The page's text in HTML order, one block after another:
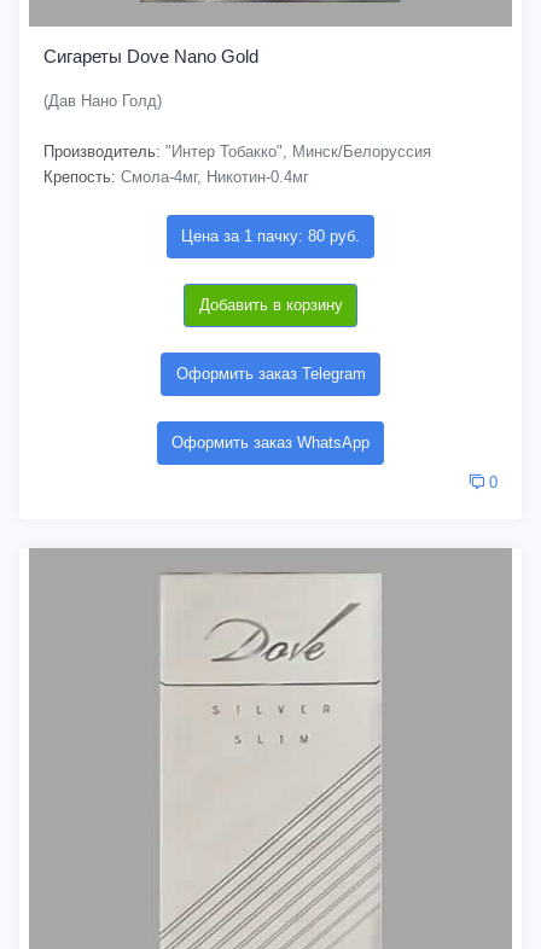
Сигареты Dove Nano Gold
(Дав Нано Голд)
Производитель: "Интер Тобакко", Минск/Белоруссия
Крепость: Смола-4мг, Никотин-0.4мг
Цена за 1 пачку: 80 руб.
Добавить в корзину
Оформить заказ Telegram
Оформить заказ WhatsApp
0